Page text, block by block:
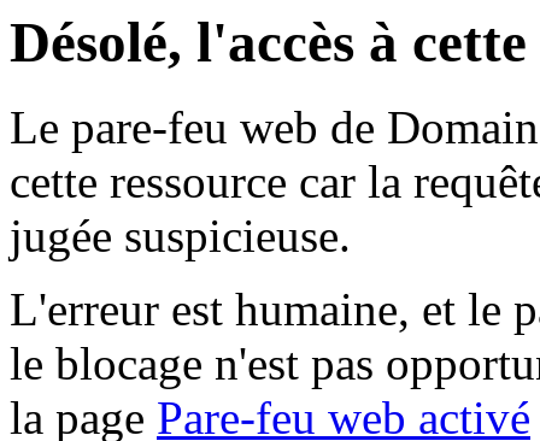
Désolé, l'accès à
Le pare-feu web de
cette ressource car la
jugée suspicieuse.
L'erreur est humaine, et le
le blocage n'est pas
la page Pare-feu web activé